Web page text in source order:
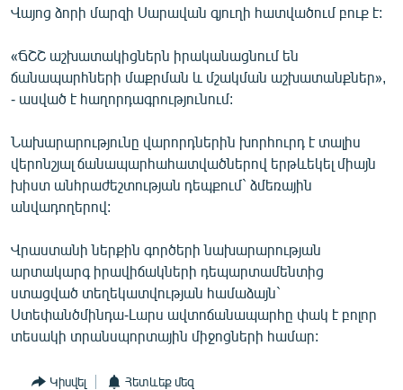
«Ազատության» բոլոր կայքերը
Վայոց ձորի մարզի Սարավան գյուղի հատվածում բուք է:
«ՃՇՇ աշխատակիցներն իրականացնում են
ճանապարհների մաքրման և մշակման աշխատանքներ»,
- ասված է հաղորդագրությունում:
Նախարարությունը վարորդներին խորհուրդ է տալիս
վերոնշյալ ճանապարհահատվածներով երթևեկել միայն
խիստ անհրաժեշտության դեպքում` ձմեռային
անվադողերով:
Վրաստանի ներքին գործերի նախարարության
արտակարգ իրավիճակների դեպարտամենտից
ստացված տեղեկատվության համաձայն`
Ստեփանծմինդա-Լարս ավտոճանապարհը փակ է բոլոր
տեսակի տրանսպորտային միջոցների համար:
Կիսվել Հետևեք մեզ